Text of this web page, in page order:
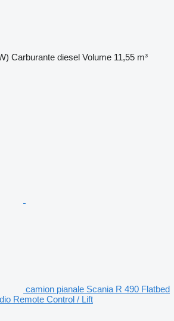
Carburante diesel Volume 11,55 m³
camion pianale Scania R 490 Flatbed
Remote Control / Lift